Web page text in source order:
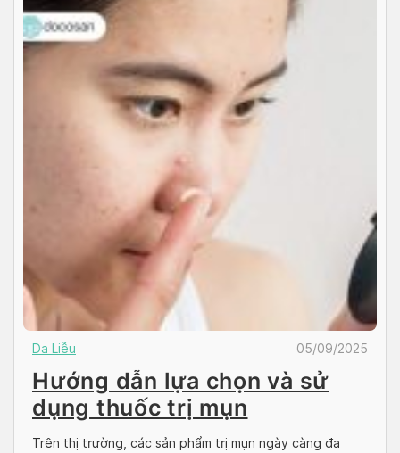
Da Liễu 05/09/2025
Hướng dẫn lựa chọn và sử
dụng thuốc trị mụn
Trên thị trường, các sản phẩm trị mụn ngày càng đa